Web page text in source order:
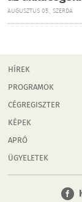
AUGUSZTUS 05., SZERDA
HÍREK
PROGRAMOK
CÉGREGISZTER
KÉPEK
APRÓ
ÜGYELETEK